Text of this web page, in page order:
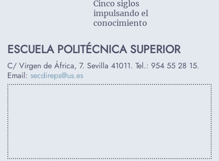
Cinco siglos
impulsando el
conocimiento
ESCUELA POLITÉCNICA SUPERIOR
C/ Virgen de África, 7. Sevilla 41011. Tel.: 954 55 28 15.
Email: secdireps@us.es